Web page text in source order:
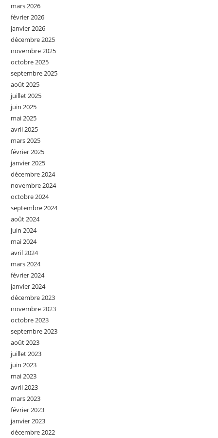
mars 2026
février 2026
janvier 2026
décembre 2025
novembre 2025
octobre 2025
septembre 2025
août 2025
juillet 2025
juin 2025
mai 2025
avril 2025
mars 2025
février 2025
janvier 2025
décembre 2024
novembre 2024
octobre 2024
septembre 2024
août 2024
juin 2024
mai 2024
avril 2024
mars 2024
février 2024
janvier 2024
décembre 2023
novembre 2023
octobre 2023
septembre 2023
août 2023
juillet 2023
juin 2023
mai 2023
avril 2023
mars 2023
février 2023
janvier 2023
décembre 2022